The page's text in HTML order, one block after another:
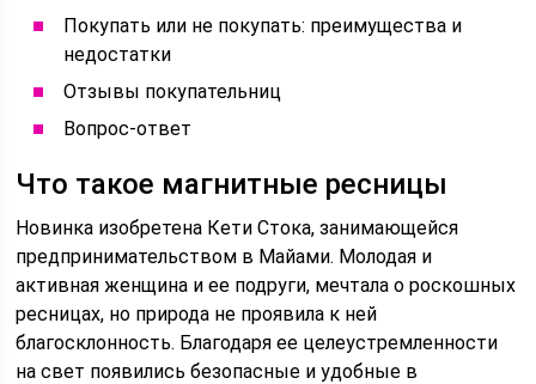
Покупать или не покупать: преимущества и
недостатки
Отзывы покупательниц
Вопрос-ответ
Что такое магнитные ресницы
Новинка изобретена Кети Стока, занимающейся
предпринимательством в Майами. Молодая и
активная женщина и ее подруги, мечтала о роскошных
ресницах, но природа не проявила к ней
благосклонность. Благодаря ее целеустремленности
на свет появились безопасные и удобные в